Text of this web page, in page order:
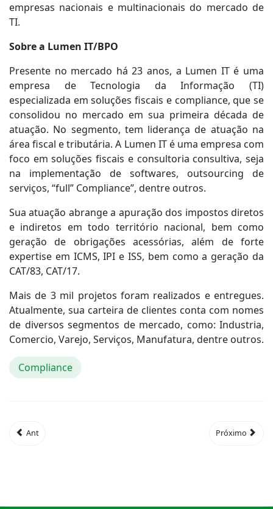
empresas nacionais e multinacionais do mercado de
TI.
Sobre a Lumen IT/BPO
Presente no mercado há 23 anos, a Lumen IT é uma
empresa de Tecnologia da Informação (TI)
especializada em soluções fiscais e compliance, que se
consolidou no mercado em sua primeira década de
atuação. No segmento, tem liderança de atuação na
área fiscal e tributária. A Lumen IT é uma empresa com
foco em soluções fiscais e consultoria consultiva, seja
na implementação de softwares, outsourcing de
serviços, “full” Compliance”, dentre outros.
Sua atuação abrange a apuração dos impostos diretos
e indiretos em todo território nacional, bem como
geração de obrigações acessórias, além de forte
expertise em ICMS, IPI e ISS, bem como a geração da
CAT/83, CAT/17.
Mais de 3 mil projetos foram realizados e entregues.
Atualmente, sua carteira de clientes conta com nomes
de diversos segmentos de mercado, como: Industria,
Comercio, Varejo, Serviços, Manufatura, dentre outros.
Compliance
Ant Próximo